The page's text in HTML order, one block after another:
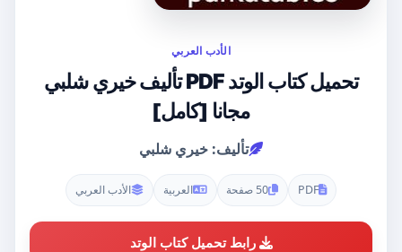
الأدب العربي
تحميل كتاب الوتد PDF تأليف خيري شلبي
مجانا [كامل]
تأليف: خيري شلبي
PDF 50 صفحة العربية الأدب العربي
رابط تحميل كتاب الوتد